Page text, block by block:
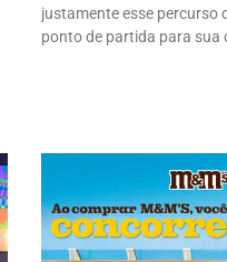
justamente esse percurso
ponto de partida para sua